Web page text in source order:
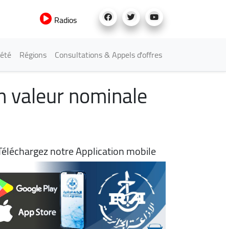
Radios
Régions Consultations & Appels d'offres
valeur nominale
notre Application mobile